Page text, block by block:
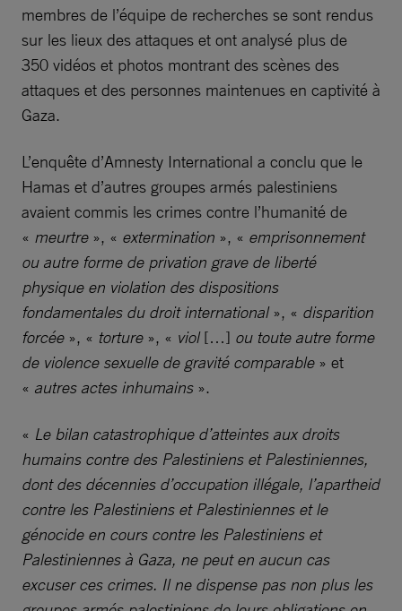
membres de l’équipe de recherches se sont rendus
sur les lieux des attaques et ont analysé plus de
350 vidéos et photos montrant des scènes des
attaques et des personnes maintenues en captivité à
Gaza.
L’enquête d’Amnesty International a conclu que le
Hamas et d’autres groupes armés palestiniens
avaient commis les crimes contre l’humanité de
« meurtre», « extermination », « emprisonnement
ou autre forme de privation grave de liberté
physique en violation des dispositions
fondamentales du droit international», « disparition
forcée», « torture », « viol[…] ou toute autre forme
de violence sexuelle de gravité comparable » et
« autres actes inhumains».
« Le bilan catastrophique d’atteintes aux droits
humains contre des Palestiniens et Palestiniennes,
dont des décennies d’occupation illégale, l’apartheid
contre les Palestiniens et Palestiniennes et le
génocide en cours contre les Palestiniens et
Palestiniennes à Gaza, ne peut en aucun cas
excuser ces crimes. Il ne dispense pas non plus les